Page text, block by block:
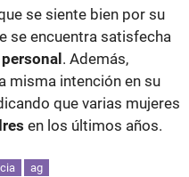
se siente bien por su
se encuentra satisfecha
. Además,
misma intención en su
que varias mujeres
en los últimos años.
ag